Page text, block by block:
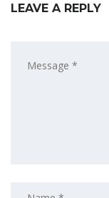
LEAVE A REPLY